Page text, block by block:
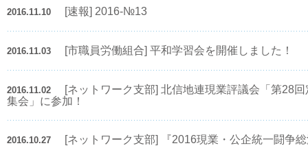
2016.11.10 [速報] 2016-№13
2016.11.03 [市職員労働組合] 平和学習会を開催しました！
2016.11.02
[ネットワーク支部] 北信地連現業評議会「第28
集会」に参加！
2016.10.27 [ネットワーク支部] 『2016現業・公企統一闘争